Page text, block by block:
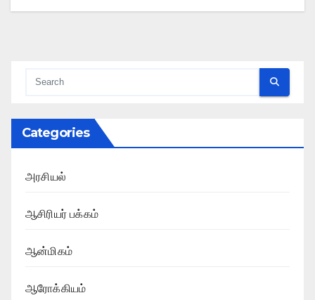
Categories
அரசியல்
ஆசிரியர் பக்கம்
ஆன்மிகம்
ஆரோக்கியம்